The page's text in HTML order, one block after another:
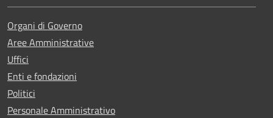
Organi di Governo
Aree Amministrative
Uffici
Enti e fondazioni
Politici
Personale Amministrativo